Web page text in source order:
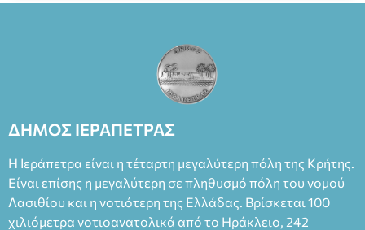
Πλαστήρα), E&G Mini market (Δημοκρατίας 39 Ιεράπετρα)
(Είσοδος ΕΠΑ.Λ.) Έναρξη 21:15 Οργάνωση: ΚΝΩΣΟΣ
ΘΕΑΤΡΙΚΕΣ ΠΑΡΑΓΩΓΕΣ ΕΕ
ΔΗΜΟΣ ΙΕΡΑΠΕΤΡΑΣ
Η Ιεράπετρα είναι η τέταρτη μεγαλύτερη πόλη της Κρήτης.
Είναι επίσης η μεγαλύτερη σε πληθυσμό πόλη του νομού
Λασιθίου και η νοτιότερη της Ελλάδας. Βρίσκεται 100
χιλιόμετρα νοτιοανατολικά από το Ηράκλειο, 242